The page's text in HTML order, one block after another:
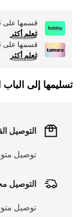
قسمها على 4 دفعات شهرية بقيمة
تعلم أكثر
قسمها على 4 دفعات شهرية بقيمة
تعلم أكثر
تسليمها إلى
التوصيل
توصيل متوقع خلال 1 - 3
التوصيل
توصيل